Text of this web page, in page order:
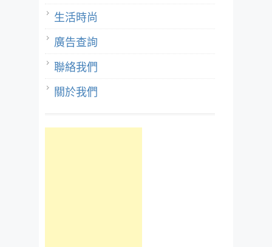
生活時尚
廣告查詢
聯絡我們
關於我們